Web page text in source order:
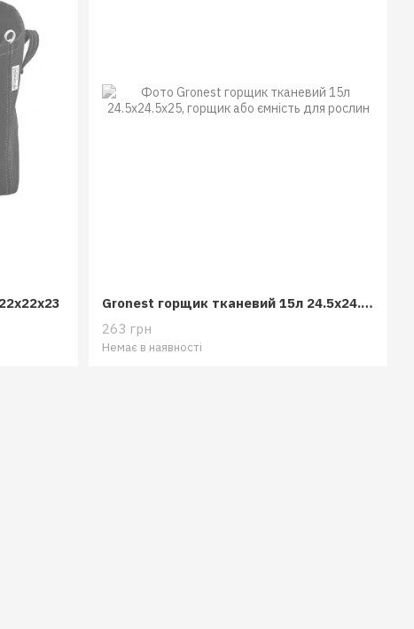
Gronest горщик тканевий 15л 24.5x24.5x25
263 грн
Немає в наявності